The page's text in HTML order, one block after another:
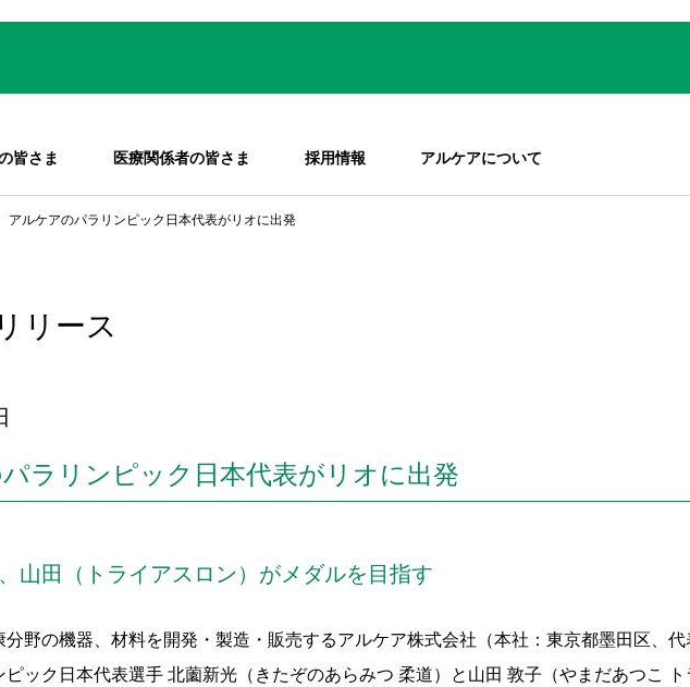
皆さま 医療関係者の皆さま 採用情報 アルケアについて
アルケアのパラリンピック日本代表がリオに出発
リース
ラリンピック日本代表がリオに出発
山田（トライアスロン）がメダルを目指す
野の機器、材料を開発・製造・販売するアルケア株式会社（本社：東京都墨田区、
ック日本代表選手 北薗新光（きたぞのあらみつ 柔道）と山田 敦子（やまだあつこ